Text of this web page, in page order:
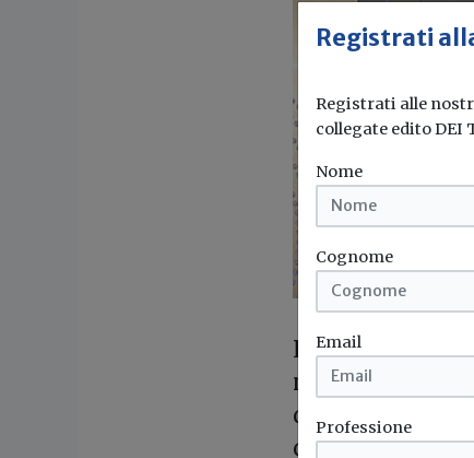
In occasione di
nuova
della
degli elementi
Registrati
Registrati alle
collegate edito DEI
Nome
Cognome
Email
Professione